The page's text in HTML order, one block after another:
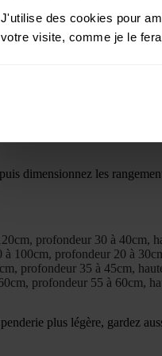
J'utilise des cookies pour
votre visite, comme je le
une penderie tout en
article :dimensions idéales
:comment aménager une
dans une entrée
sélectionner quelques
des points de friction au
dimensionnez les
profondeur 30 à 40cm,
à 100cm, profondeur 20 à
profondeur 35 à 45cm,
profondeur 55 à 60cm,
plus légère, gardez